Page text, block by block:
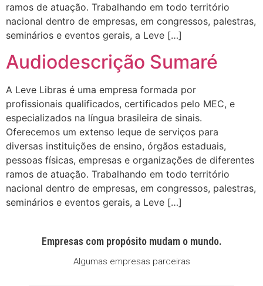
ramos de atuação. Trabalhando em todo território
nacional dentro de empresas, em congressos, palestras,
seminários e eventos gerais, a Leve […]
Audiodescrição Sumaré
A Leve Libras é uma empresa formada por
profissionais qualificados, certificados pelo MEC, e
especializados na língua brasileira de sinais.
Oferecemos um extenso leque de serviços para
diversas instituições de ensino, órgãos estaduais,
pessoas físicas, empresas e organizações de diferentes
ramos de atuação. Trabalhando em todo território
nacional dentro de empresas, em congressos, palestras,
seminários e eventos gerais, a Leve […]
Empresas com propósito mudam o mundo.
Algumas empresas parceiras